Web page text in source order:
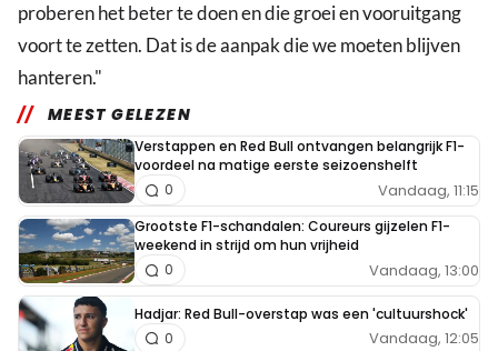
proberen het beter te doen en die groei en vooruitgang
voort te zetten. Dat is de aanpak die we moeten blijven
hanteren."
MEEST GELEZEN
Verstappen en Red Bull ontvangen belangrijk F1-
voordeel na matige eerste seizoenshelft
Vandaag, 11:15
0
Grootste F1-schandalen: Coureurs gijzelen F1-
weekend in strijd om hun vrijheid
Vandaag, 13:00
0
Hadjar: Red Bull-overstap was een 'cultuurshock'
Vandaag, 12:05
0